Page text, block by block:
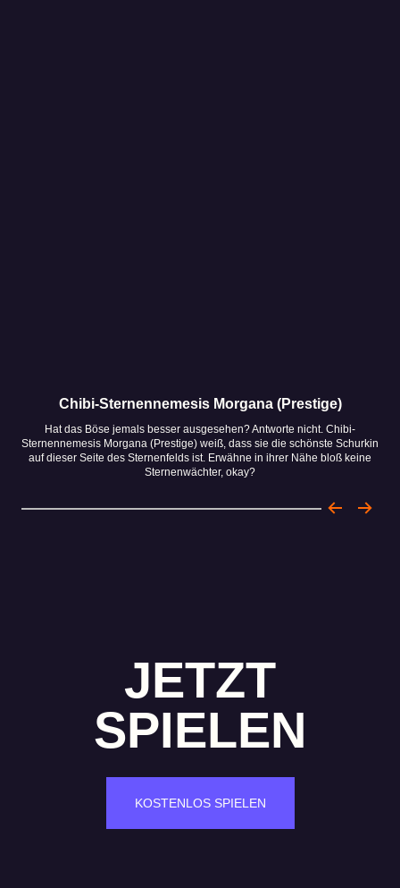
Chibi-Sternennemesis Morgana (Prestige)
Hat das Böse jemals besser ausgesehen? Antworte nicht. Chibi-
Sternennemesis Morgana (Prestige) weiß, dass sie die schönste Schurkin
auf dieser Seite des Sternenfelds ist. Erwähne in ihrer Nähe bloß keine
Sternenwächter, okay?
JETZT
SPIELEN
KOSTENLOS SPIELEN